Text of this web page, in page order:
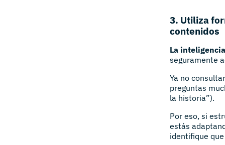
3. Utiliza
contenidos
La
seguramente
Ya no
preguntas
la historia”).
Por eso, si
estás
identifique